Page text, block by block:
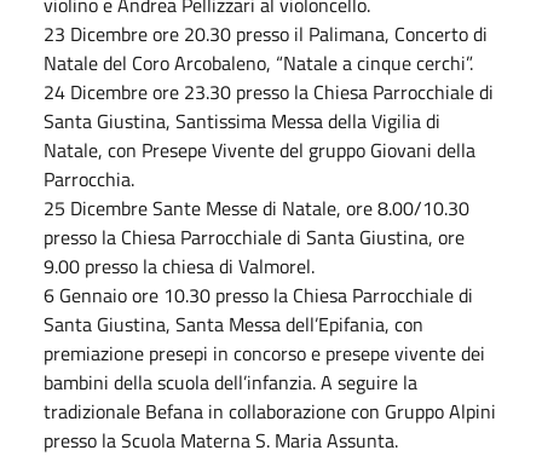
23 Dicembre ore 20.30 presso il Palimana, Concerto di
Natale del Coro Arcobaleno, “Natale a cinque cerchi”.
24 Dicembre ore 23.30 presso la Chiesa Parrocchiale di
Santa Giustina, Santissima Messa della Vigilia di
Natale, con Presepe Vivente del gruppo Giovani della
Parrocchia.
25 Dicembre Sante Messe di Natale, ore 8.00/10.30
presso la Chiesa Parrocchiale di Santa Giustina, ore
9.00 presso la chiesa di Valmorel.
6 Gennaio ore 10.30 presso la Chiesa Parrocchiale di
Santa Giustina, Santa Messa dell’Epifania, con
premiazione presepi in concorso e presepe vivente dei
bambini della scuola dell’infanzia. A seguire la
tradizionale Befana in collaborazione con Gruppo Alpini
presso la Scuola Materna S. Maria Assunta.